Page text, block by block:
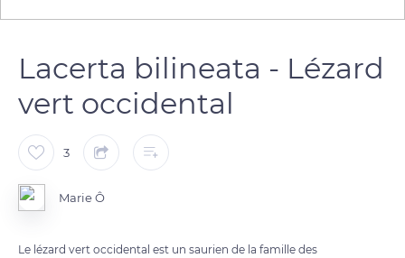
Lacerta bilineata - Lézard
vert occidental
3
Marie Ô
Le lézard vert occidental est un saurien de la famille des